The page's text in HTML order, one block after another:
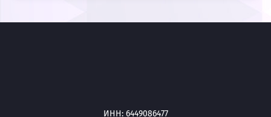
ИНН: 6449086477